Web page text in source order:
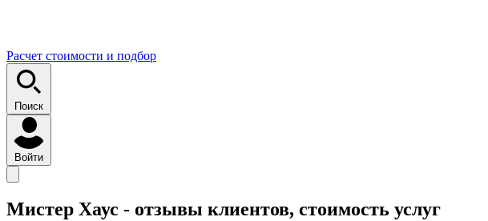
Расчет стоимости и подбор
Поиск
Войти
Мистер Хаус - отзывы клиентов, стоимость услуг